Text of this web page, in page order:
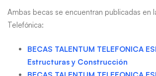
Ambas becas se encuentran publicadas en
Telefónica:
BECAS TALENTUM TELEFONICA
Estructuras y Construcción